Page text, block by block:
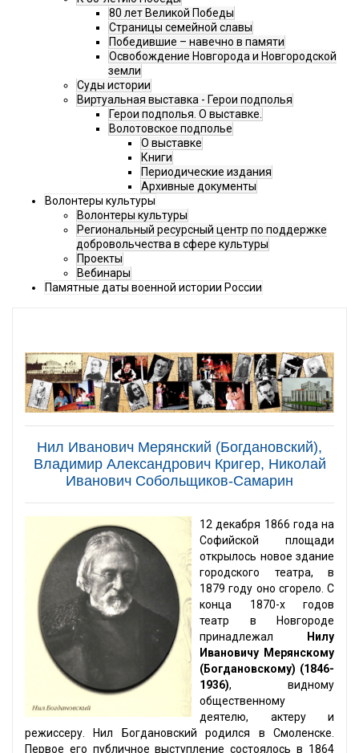
80 лет Великой Победы
Страницы семейной славы
Победившие – навечно в памяти
Освобождение Новгорода и Новгородской
земли
Суды истории
Виртуальная выставка - Герои подполья
Герои подполья. О выставке.
Волотовское подполье
О выставке
Книги
Периодические издания
Архивные документы
Волонтеры культуры
Волонтеры культуры
Региональный ресурсный центр по поддержке
добровольчества в сфере культуры
Проекты
Вебинары
Памятные даты военной истории России
Нил Иванович Мерянский (Богдановский),
Владимир Александрович Кригер, Николай
Иванович Собольщиков-Самарин
12 декабря 1866 года на
Софийской площади
открылось новое здание
городского театра, в
1879 году оно сгорело. С
конца 1870-х годов
театр в Новгороде
принадлежал
Нилу
Ивановичу Мерянскому
(Богдановскому) (1846-
1936), видному
общественному
деятелю, актеру и
режиссеру. Нил Богдановский родился в Смоленске.
Первое его публичное выступление состоялось в 1864